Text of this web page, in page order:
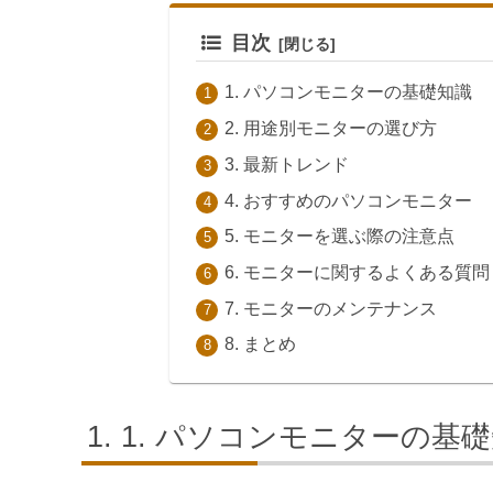
目次
1. パソコンモニターの基礎知識
2. 用途別モニターの選び方
3. 最新トレンド
4. おすすめのパソコンモニター
5. モニターを選ぶ際の注意点
6. モニターに関するよくある質問
7. モニターのメンテナンス
8. まとめ
1. パソコンモニターの基